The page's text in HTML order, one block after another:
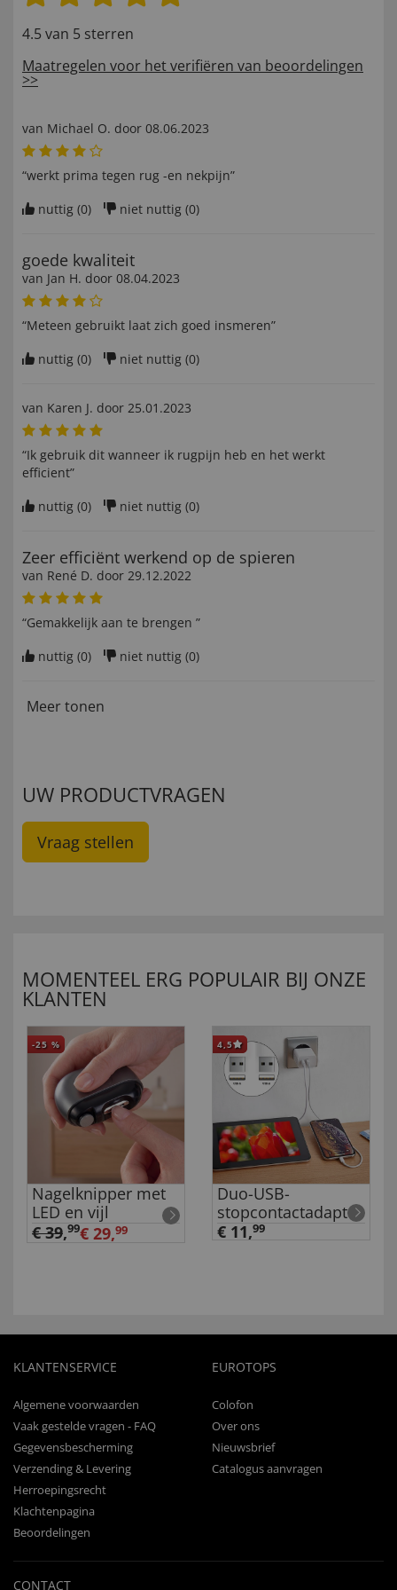
4.5 van 5 sterren
Maatregelen voor het verifiëren van beoordelingen
>>
van Michael O. door 08.06.2023
“werkt prima tegen rug -en nekpijn”
nuttig (0) niet nuttig (0)
goede kwaliteit
van Jan H. door 08.04.2023
“Meteen gebruikt laat zich goed insmeren”
nuttig (0) niet nuttig (0)
van Karen J. door 25.01.2023
“Ik gebruik dit wanneer ik rugpijn heb en het werkt
efficient”
nuttig (0) niet nuttig (0)
Zeer efficiënt werkend op de spieren
van René D. door 29.12.2022
“Gemakkelijk aan te brengen ”
nuttig (0) niet nuttig (0)
Meer tonen
UW PRODUCTVRAGEN
Vraag stellen
MOMENTEEL ERG POPULAIR BIJ ONZE
KLANTEN
-25 %
Nagelknipper met
LED en vijl
€ 39,99€ 29,99
4,5
Duo-USB-
stopcontactadapter
€ 11,99
KLANTENSERVICE
Algemene voorwaarden
Vaak gestelde vragen - FAQ
Gegevensbescherming
Verzending & Levering
Herroepingsrecht
Klachtenpagina
Beoordelingen
EUROTOPS
Colofon
Over ons
Nieuwsbrief
Catalogus aanvragen
CONTACT